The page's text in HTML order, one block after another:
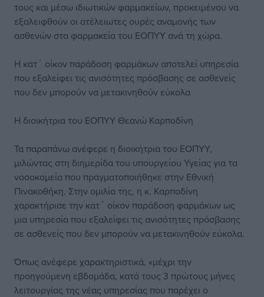
τους και μέσω ιδιωτικών φαρμακείων, προκειμένου να
εξαλειφθούν οι ατέλειωτες ουρές αναμονής των
ασθενών στα φαρμακεία του ΕΟΠΥΥ ανά τη χώρα.
Η κατ΄ οίκον παράδοση φαρμάκων αποτελεί υπηρεσία
που εξαλείφει τις ανισότητες πρόσβασης σε ασθενείς
που δεν μπορούν να μετακινηθούν εύκολα
Η διοικήτρια του ΕΟΠΥΥ Θεανώ Καρποδίνη
Τα παραπάνω ανέφερε η διοικήτρια του ΕΟΠΥΥ,
μιλώντας στη διημερίδα του υπουργείου Υγείας για τα
νοσοκομεία που πραγματοποιήθηκε στην Εθνική
Πινακοθήκη. Στην ομιλία της, η κ. Καρποδίνη
χαρακτήρισε την κατ΄ οίκον παράδοση φαρμάκων ως
μια υπηρεσία που εξαλείφει τις ανισότητες πρόσβασης
σε ασθενείς που δεν μπορούν να μετακινηθούν εύκολα.
Όπως ανέφερε χαρακτηριστικά, «μέχρι την
προηγούμενη εβδομάδα, κατά τους 3 πρώτους μήνες
λειτουργίας της νέας υπηρεσίας που παρέχει ο